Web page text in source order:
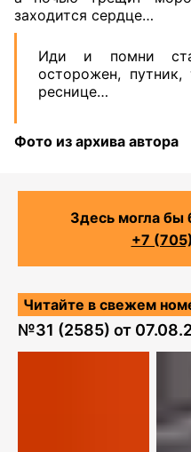
заходится сердце…
Иди и помни
осторожен,
реснице…
Фото из архива автора
Здесь могла бы
+7
Читайте в свежем
№31 (2585) от